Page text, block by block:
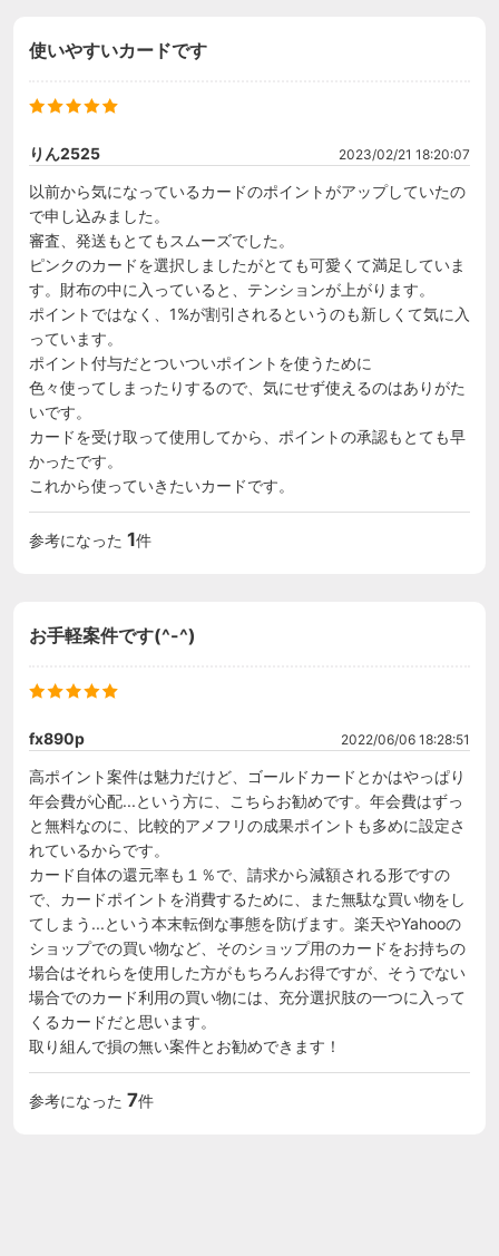
使いやすいカードです
りん2525 2023/02/21 18:20:07
以前から気になっているカードのポイントがアップしていたの
で申し込みました。
審査、発送もとてもスムーズでした。
ピンクのカードを選択しましたがとても可愛くて満足していま
す。財布の中に入っていると、テンションが上がります。
ポイントではなく、1%が割引されるというのも新しくて気に入
っています。
ポイント付与だとついついポイントを使うために
色々使ってしまったりするので、気にせず使えるのはありがた
いです。
カードを受け取って使用してから、ポイントの承認もとても早
かったです。
これから使っていきたいカードです。
参考になった 1件
お手軽案件です(^-^)
fx890p 2022/06/06 18:28:51
高ポイント案件は魅力だけど、ゴールドカードとかはやっぱり
年会費が心配...という方に、こちらお勧めです。年会費はずっ
と無料なのに、比較的アメフリの成果ポイントも多めに設定さ
れているからです。
カード自体の還元率も１％で、請求から減額される形ですの
で、カードポイントを消費するために、また無駄な買い物をし
てしまう...という本末転倒な事態を防げます。楽天やYahooの
ショップでの買い物など、そのショップ用のカードをお持ちの
場合はそれらを使用した方がもちろんお得ですが、そうでない
場合でのカード利用の買い物には、充分選択肢の一つに入って
くるカードだと思います。
取り組んで損の無い案件とお勧めできます！
参考になった 7件